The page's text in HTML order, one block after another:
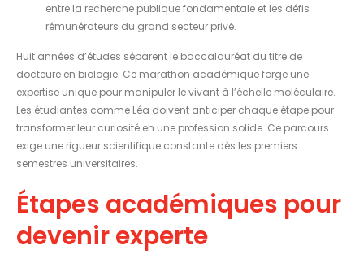
entre la recherche publique fondamentale et les défis
rémunérateurs du grand secteur privé.
Huit années d’études séparent le baccalauréat du titre de
docteure en biologie. Ce marathon académique forge une
expertise unique pour manipuler le vivant à l’échelle moléculaire.
Les étudiantes comme Léa doivent anticiper chaque étape pour
transformer leur curiosité en une profession solide. Ce parcours
exige une rigueur scientifique constante dès les premiers
semestres universitaires.
Étapes académiques pour
devenir experte